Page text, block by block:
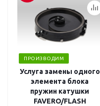
ПРОИЗВОДИМ
Услуга замены одного
элемента блока
пружин катушки
FAVERO/FLASH